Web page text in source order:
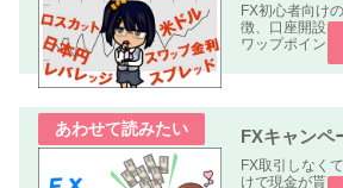
FX初心者向け
徴、口座開設
ワップポイン
グ、ショート
どについて解
FXキャンペ
FX取引しなく
けで現金が貰